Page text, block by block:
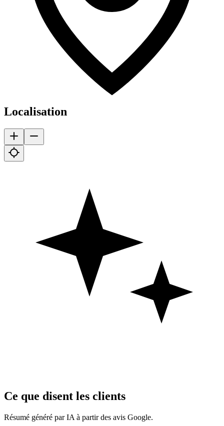
Localisation
Ce que disent les clients
Résumé généré par IA à partir des avis Google.